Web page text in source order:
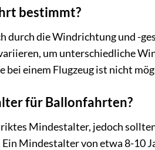
bestimmt?
die Windrichtung und -
um unterschiedliche
bei einem Flugzeug ist nicht
für Ballonfahrten?
Mindestalter, jedoch
Mindestalter von etwa 8-10